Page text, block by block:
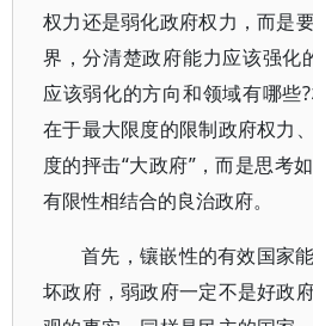
权力还是弱化政府权力，而是
界，分清楚政府能力应该强化
应该弱化的方向和领域有哪些
在于最大限度的限制政府权力
度的抨击“大政府”，而是思考
有限性相结合的良治政府。
首先，镶嵌性的有效国家
坏政府，弱政府一定不是好政